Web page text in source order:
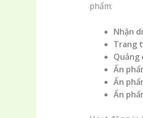
phẩm:
Nhận
Trang
Quảng
Ấn
Ấn
Ấn